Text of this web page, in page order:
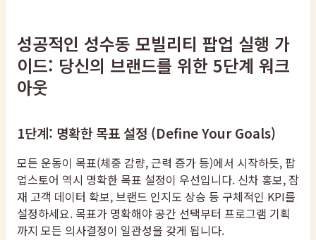
성공적인 성수동 모빌리티 팝업 실행 가
이드: 당신의 브랜드를 위한 5단계 워크
아웃
1단계: 명확한 목표 설정 (Define Your Goals)
모든 운동이 목표(체중 감량, 근력 증가 등)에서 시작하듯, 팝
업스토어 역시 명확한 목표 설정이 우선입니다. 신차 홍보, 잠
재 고객 데이터 확보, 브랜드 인지도 상승 등 구체적인 KPI를
설정하세요. 목표가 명확해야 공간 선택부터 프로그램 기획
까지 모든 의사결정이 일관성을 갖게 됩니다.